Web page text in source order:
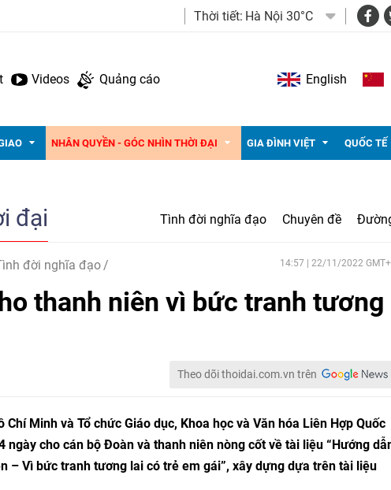
Thời tiết: Hà Nội 30°C
Videos Quảng cáo English
NHÂN QUYỀN - GÓC NHÌN THỜI ĐẠI GIA ĐÌNH VIỆT QUỐC TẾ
đại Tình đời nghĩa đạo Chuyên đề
đời nghĩa đạo 14:57 | 22/11/2022
thanh niên vì bức tranh tương
Theo dõi thoidai.com.vn trên
Minh và Tổ chức Giáo dục, Khoa học và Văn hóa Liên Hợp Quốc
ngày cho cán bộ Đoàn và thanh niên nòng cốt về tài liệu “Hướng
– Vì bức tranh tương lai có trẻ em gái”, xây dựng dựa trên tài liệu